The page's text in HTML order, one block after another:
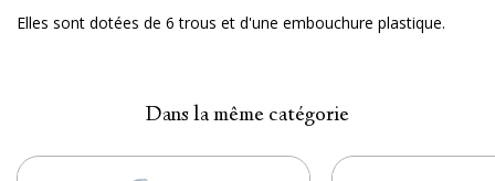
Elles sont dotées de 6 trous et d'une embouchure plastique.
Dans la même catégorie